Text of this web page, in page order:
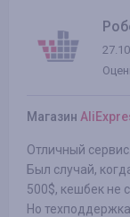
Магазин
Отличный
Был случай,
500$, кешбек не
Но